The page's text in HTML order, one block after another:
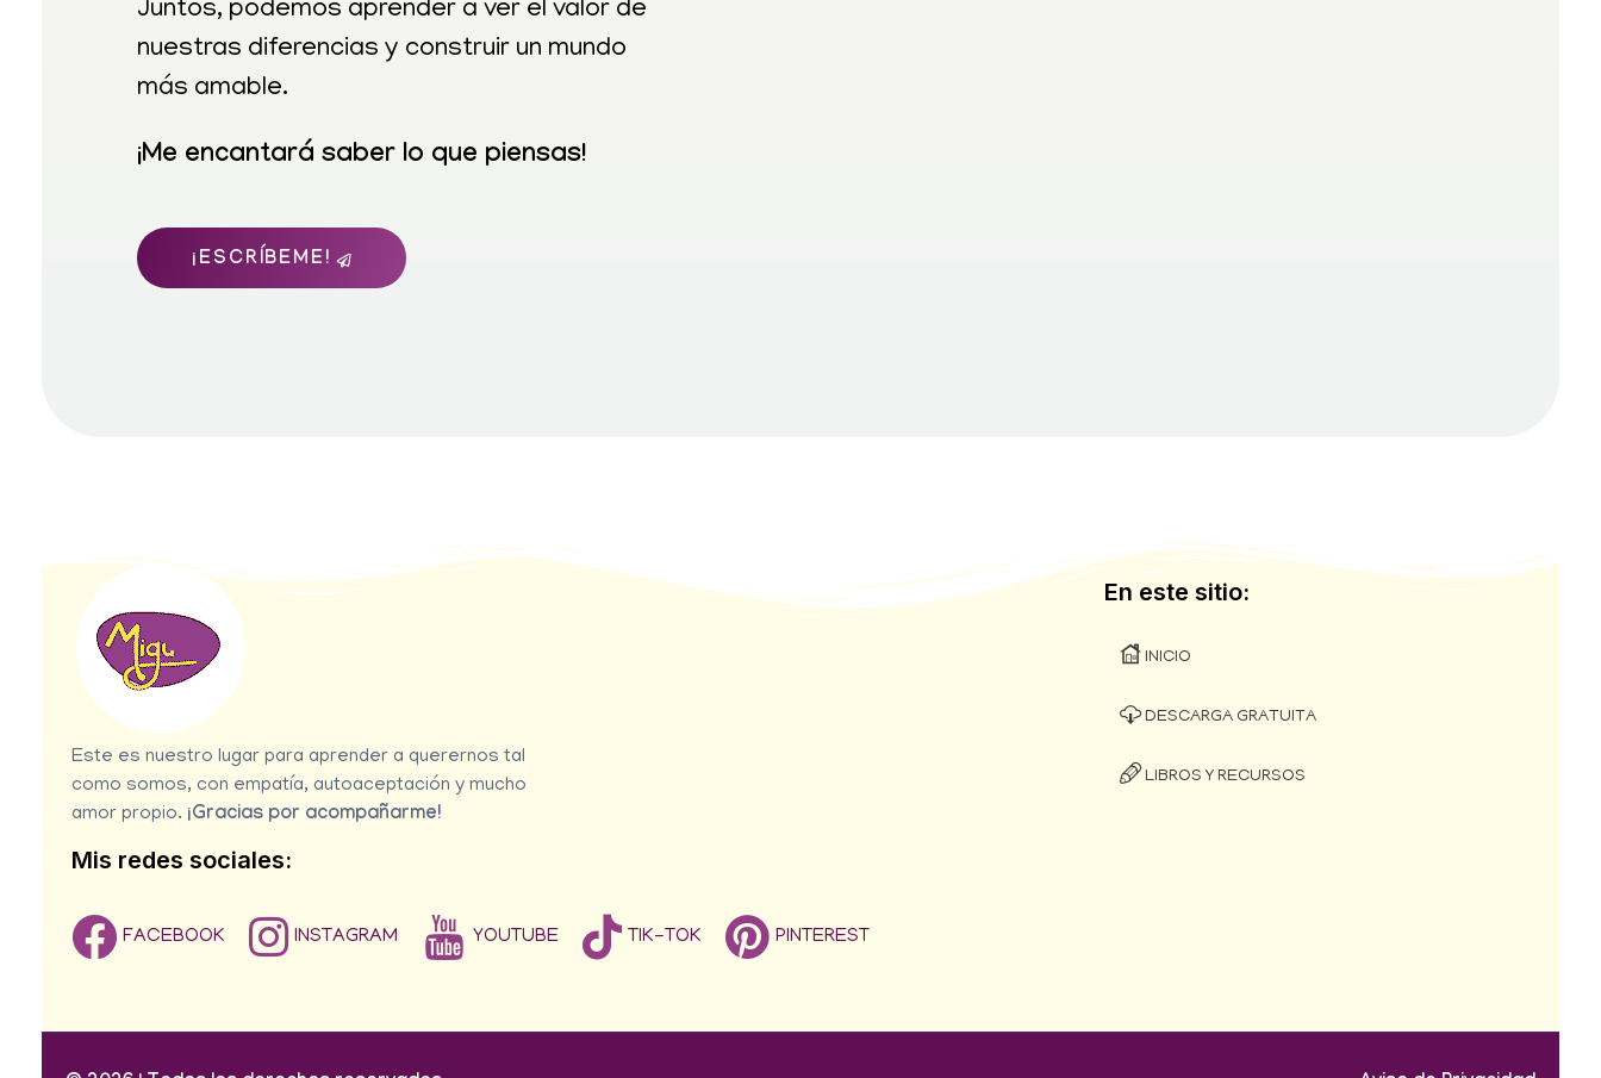
Juntos, podemos aprender a ver el valor de
nuestras diferencias y construir un mundo
más amable.
¡Me encantará saber lo que piensas!
¡ESCRÍBEME!
Este es nuestro lugar para aprender a querernos tal
como somos, con empatía, autoaceptación y mucho
amor propio. ¡Gracias por acompañarme!
Mis redes sociales:
FACEBOOK INSTAGRAM YOUTUBE TIK-TOK PINTEREST
En este sitio:
INICIO
DESCARGA GRATUITA
LIBROS Y RECURSOS